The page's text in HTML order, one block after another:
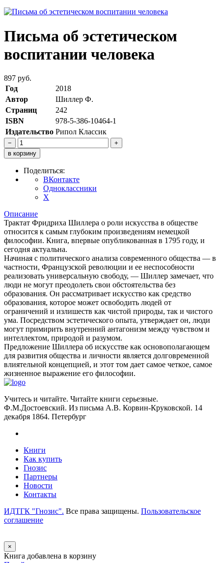
Письма об эстетическом
воспитании человека
897 руб.
Год
2018
Автор
Шиллер Ф.
Страниц
242
ISBN
978-5-386-10464-1
Издательство Рипол Классик
−
+
в корзину
Поделиться:
ВКонтакте
Одноклассники
X
Описание
Трактат Фридриха Шиллера о роли искусства в обществе
относится к самым глубоким произведениям немецкой
философии. Книга, впервые опубликованная в 1795 году, и
сегодня актуальна.
Начиная с политического анализа современного общества — в
частности, Французской революции и ее неспособности
реализовать универсальную свободу, — Шиллер замечает, что
люди не могут преодолеть свои обстоятельства без
образования. Он рассматривает искусство как средство
образования, которое может освободить людей от
ограничений и излишеств как чистой природы, так и чистого
ума. Посредством эстетического опыта, утверждает он, люди
могут примирить внутренний антагонизм между чувством и
интеллектом, природой и разумом.
Предложение Шиллера об искусстве как основополагающем
для развития общества и личности является долговременной
влиятельной концепцией, и этот том дает самое четкое, самое
жизненное выражение его философии.
Учитесь и читайте. Читайте книги серьезные.
Ф.М.Достоевский. Из письма А.В. Корвин-Круковской. 14
декабря 1864. Петербург
Книги
Как купить
Гнозис
Партнеры
Новости
Контакты
ИДТГК "Гнозис". Все права защищены. Пользовательское
соглашение
×
Книга добавлена в корзину